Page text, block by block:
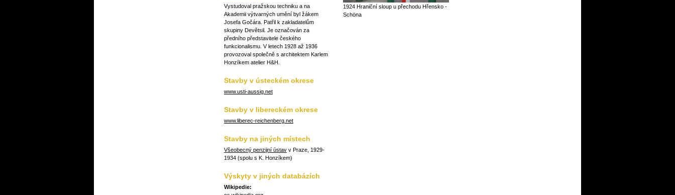
Vystudoval pražskou techniku a na
Akademii výtvarných umění byl žákem
Josefa Gočára. Patřil k zakladatelům
skupiny Devětsil. Je označován za
předního představitele českého
funkcionalismu. V letech 1928 až 1936
provozoval společně s architektem Karlem
Honzíkem atelier H&H.
Stavby v ústeckém okrese
www.usti-aussig.net
Stavby v libereckém okrese
www.liberec-reichenberg.net
Stavby na jiných místech
Všeobecný penzijní ústav v Praze, 1929-
1934 (spolu s K. Honzíkem)
Výskyty v jiných databázích
Wikipedie:
1924 Hraniční sloup u přechodu Hřensko -
Schöna